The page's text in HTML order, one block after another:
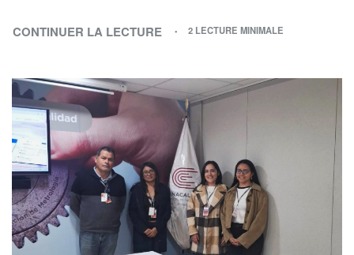
CONTINUER LA LECTURE 2 LECTURE MINIMALE